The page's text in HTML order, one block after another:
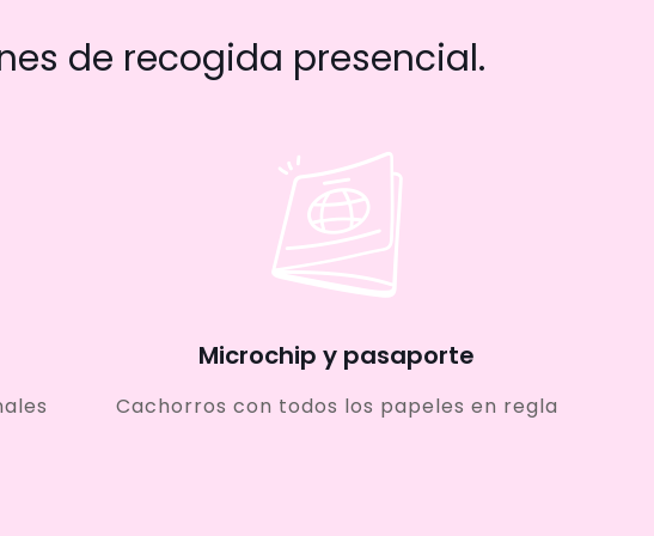
de recogida presencial.
Microchip y pasaporte
Cachorros con todos los papeles en regla